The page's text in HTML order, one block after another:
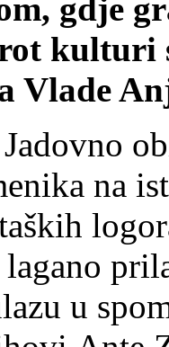
gdje
Vlade
na
lagano
u